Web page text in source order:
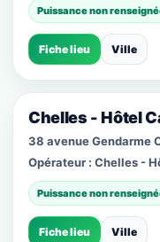
Puissance non
Fiche lieu Ville
Chelles - Hôtel
38 avenue Gendarme
Opérateur : Chelles -
Puissance non
Fiche lieu Ville